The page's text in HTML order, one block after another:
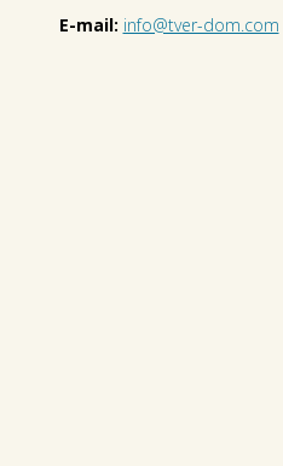
E-mail: info@tver-dom.com